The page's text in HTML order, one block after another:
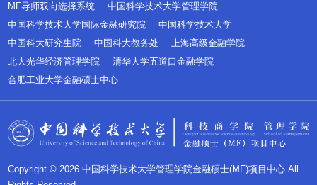
MF导师双向选择系统
中国科学技术大学管理学院
中国科学技术大学国际金融研究院
中国科学技术大学
中国科大研究生院
中国科大教务处
上海高级金融学院
北大光华经济管理学院
清华大学五道口金融学院
合肥工业大学金融硕士中心
Copyright © 2026 中国科学技术大学管理学院金融硕士(MF)项目中心 All